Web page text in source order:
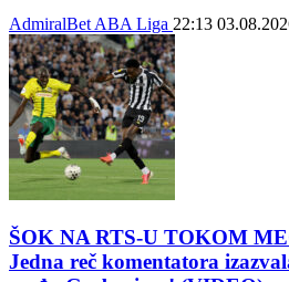
AdmiralBet ABA Liga 22:13
ŠOK NA RTS-U TOKOM
Jedna reč komentatora